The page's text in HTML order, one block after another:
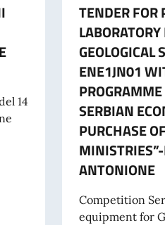
14
A PROGETTI
TENDER FOR
GEOLOGICAL
ENE1JN01
SERBIAN
PURCHASE
ANTONIONE
Competition
equipment for